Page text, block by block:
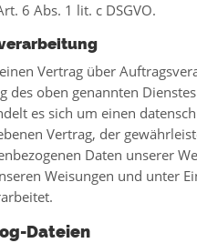
6 Abs. 1 lit. c DSGVO.
Vertrag über
des oben genannten
es sich um einen
Vertrag, der
Daten unserer
Weisungen und unter
Dateien